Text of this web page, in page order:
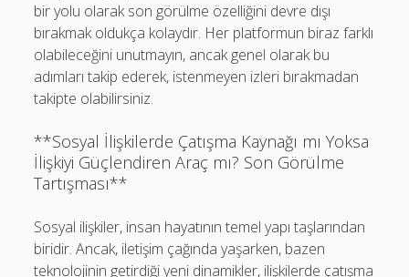
bir yolu olarak son görülme özelliğini devre dışı
bırakmak oldukça kolaydır. Her platformun biraz farklı
olabileceğini unutmayın, ancak genel olarak bu
adımları takip ederek, istenmeyen izleri bırakmadan
takipte olabilirsiniz.
**Sosyal İlişkilerde Çatışma Kaynağı mı Yoksa
İlişkiyi Güçlendiren Araç mı? Son Görülme
Tartışması**
Sosyal ilişkiler, insan hayatının temel yapı taşlarından
biridir. Ancak, iletişim çağında yaşarken, bazen
teknolojinin getirdiği yeni dinamikler, ilişkilerde çatışma